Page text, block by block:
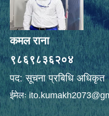
कमल राना
९८६९८३६२०४
पद: सूचना प्रबिधि अधिकृत
ईमेलः